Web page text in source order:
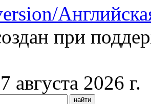
при
августа 2026 г.